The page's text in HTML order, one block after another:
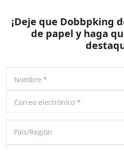
¡Deje que Dobbpking
de papel y haga
Nombre *
Correo electrónico *
País/Región